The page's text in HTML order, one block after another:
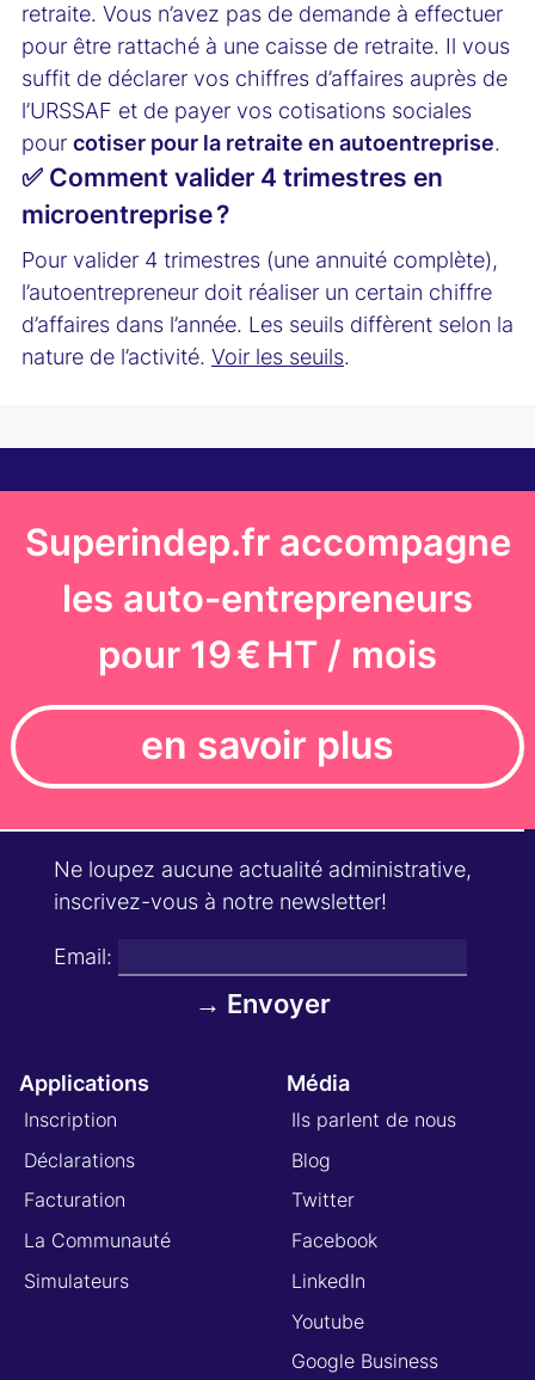
retraite. Vous n’avez pas de demande à effectuer
pour être rattaché à une caisse de retraite. Il vous
suffit de déclarer vos chiffres d’affaires auprès de
l’URSSAF et de payer vos cotisations sociales
pour cotiser pour la retraite en autoentreprise.
✅ Comment valider 4 trimestres en
microentreprise ?
Pour valider 4 trimestres (une annuité complète),
l’autoentrepreneur doit réaliser un certain chiffre
d’affaires dans l’année. Les seuils diffèrent selon la
nature de l’activité. Voir les seuils.
Superindep.fr accompagne
les auto-entrepreneurs
pour 19 € HT / mois
en savoir plus
Ne loupez aucune actualité administrative,
inscrivez-vous à notre newsletter!
Email:
Applications
Inscription
Déclarations
Facturation
La Communauté
Simulateurs
Média
Ils parlent de nous
Blog
Twitter
Facebook
LinkedIn
Youtube
Google Business